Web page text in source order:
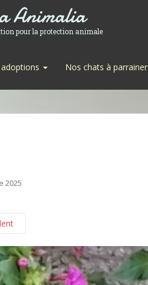
Animalia
pour la protection animale
Nos chats à parrainer
2025